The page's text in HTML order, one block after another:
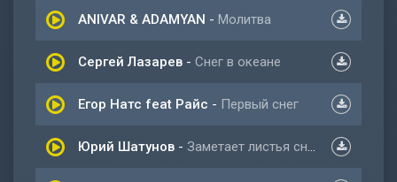
ANIVAR & ADAMYAN - Молитва
Сергей Лазарев - Снег в океане
Егор Натс feat Райс - Первый снег
Юрий Шатунов - Заметает листья снег